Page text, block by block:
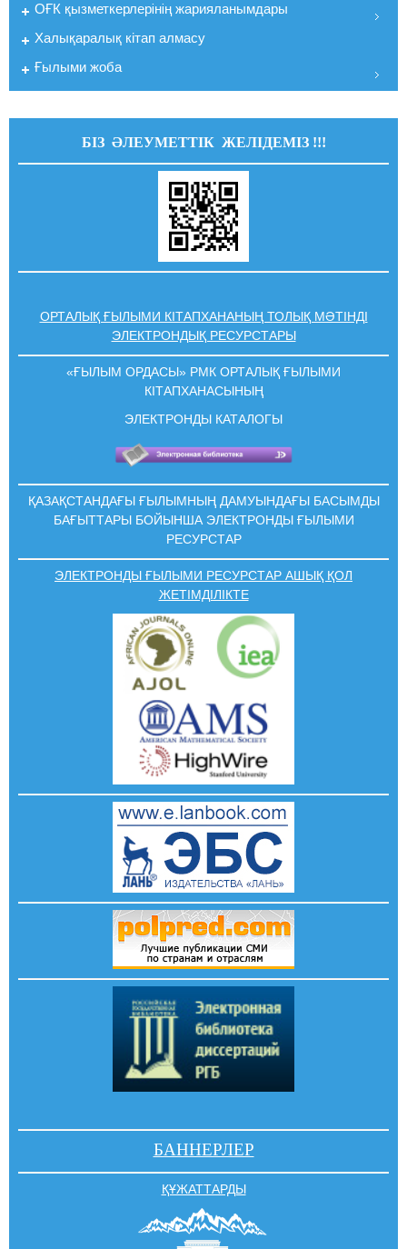
ОҒК қызметкерлерiнiң жарияланымдары
Халықаралық кітап алмасу
Ғылыми жоба
БІЗ ӘЛЕУМЕТТІК ЖЕЛІДЕМІЗ !!!
ОРТАЛЫҚ ҒЫЛЫМИ КІТАПХАНАНЫҢ ТОЛЫҚ МӘТІНДІ
ЭЛЕКТРОНДЫҚ РЕСУРСТАРЫ
«ҒЫЛЫМ ОРДАСЫ» РМК ОРТАЛЫҚ ҒЫЛЫМИ
КIТАПХАНАСЫНЫҢ
ЭЛЕКТРОНДЫ КАТАЛОГЫ
ҚАЗАҚСТАНДАҒЫ ҒЫЛЫМНЫҢ ДАМУЫНДАҒЫ БАСЫМДЫ
БАҒЫТТАРЫ БОЙЫНША ЭЛЕКТРОНДЫ ҒЫЛЫМИ
РЕСУРСТАР
ЭЛЕКТРОНДЫ ҒЫЛЫМИ РЕСУРСТАР АШЫҚ ҚОЛ
ЖЕТІМДІЛІКТЕ
БАННЕРЛЕР
ҚҰЖАТТАРДЫ